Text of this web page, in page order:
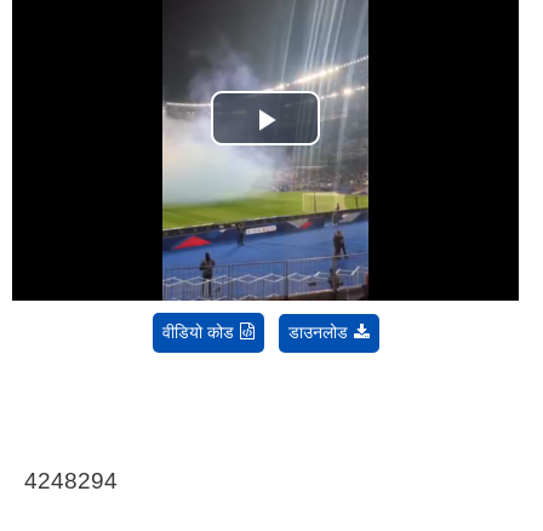
Play
Video
वीडियो कोड डाउनलोड
4248294